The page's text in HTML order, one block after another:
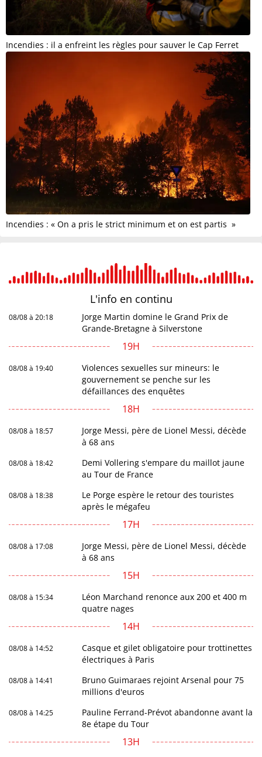
Incendies : il a enfreint les règles pour sauver le Cap Ferret
Incendies : « On a pris le strict minimum et on est partis »
L'info en continu
08/08 à 20:18
Jorge Martin domine le Grand Prix de
Grande-Bretagne à Silverstone
19H
08/08 à 19:40
Violences sexuelles sur mineurs: le
gouvernement se penche sur les
défaillances des enquêtes
18H
08/08 à 18:57
Jorge Messi, père de Lionel Messi, décède
à 68 ans
08/08 à 18:42
Demi Vollering s'empare du maillot jaune
au Tour de France
08/08 à 18:38
Le Porge espère le retour des touristes
après le mégafeu
17H
08/08 à 17:08
Jorge Messi, père de Lionel Messi, décède
à 68 ans
15H
08/08 à 15:34
Léon Marchand renonce aux 200 et 400 m
quatre nages
14H
08/08 à 14:52
Casque et gilet obligatoire pour trottinettes
électriques à Paris
08/08 à 14:41
Bruno Guimaraes rejoint Arsenal pour 75
millions d'euros
08/08 à 14:25
Pauline Ferrand-Prévot abandonne avant la
8e étape du Tour
13H